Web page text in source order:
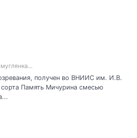
получен во ВНИИС им. И.В.
Память Мичурина смесью